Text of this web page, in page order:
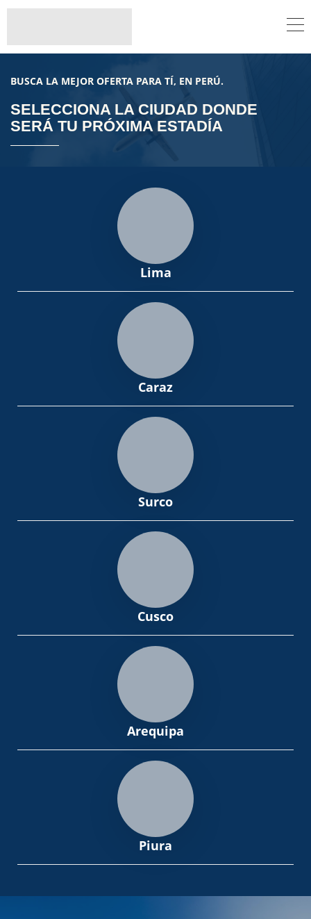
BUSCA LA MEJOR OFERTA PARA TÍ, EN PERÚ.
SELECCIONA LA CIUDAD DONDE
SERÁ TU PRÓXIMA ESTADÍA
Lima
Caraz
Surco
Cusco
Arequipa
Piura